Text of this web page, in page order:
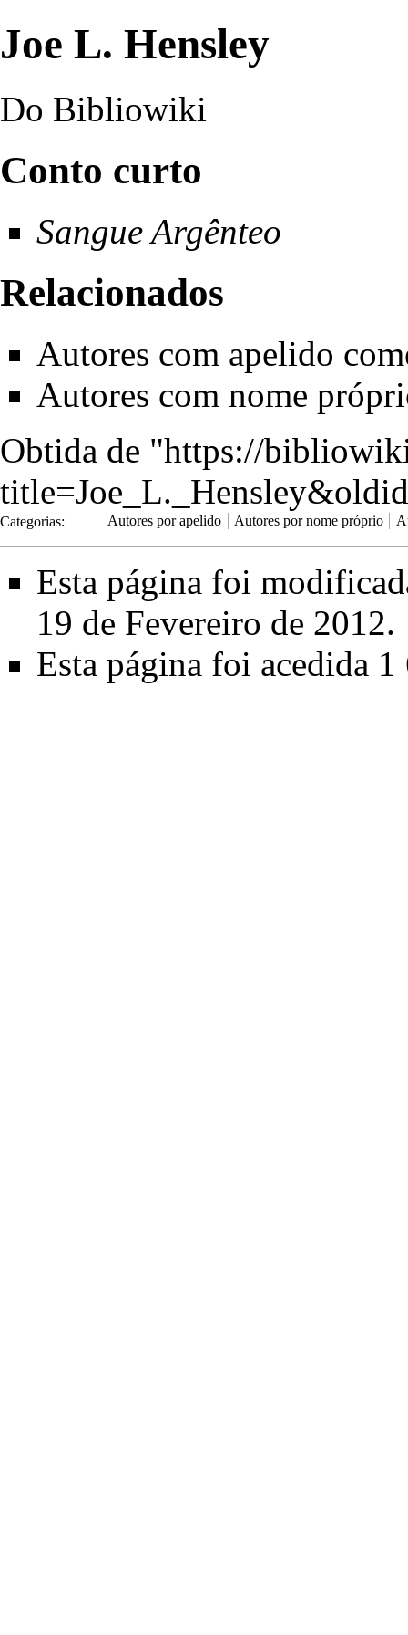
Joe L. Hensley
Do Bibliowiki
Conto curto
Sangue Argênteo
Relacionados
Autores com apelido
Autores com nome
Obtida de "https://
Categorias: Autores por apelido Autores por nome próprio
Esta página foi
19 de Fevereiro de 2012.
Esta página foi acedida 1